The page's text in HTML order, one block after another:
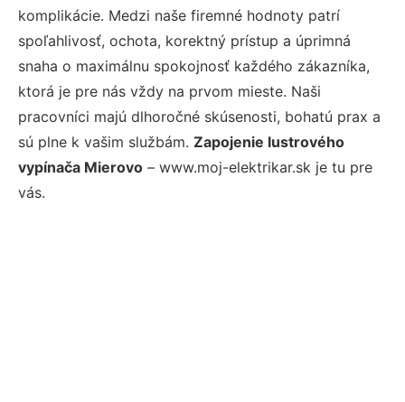
komplikácie. Medzi naše firemné hodnoty patrí
spoľahlivosť, ochota, korektný prístup a úprimná
snaha o maximálnu spokojnosť každého zákazníka,
ktorá je pre nás vždy na prvom mieste. Naši
pracovníci majú dlhoročné skúsenosti, bohatú prax a
sú plne k vašim službám. Zapojenie lustrového
vypínača Mierovo – www.moj-elektrikar.sk je tu pre
vás.